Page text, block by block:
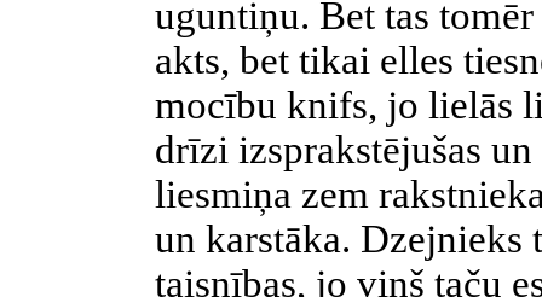
uguntiņu. Bet tas
akts, bet tikai elles
mocību knifs, jo lielās
drīzi izsprakstējušas
liesmiņa zem
un karstāka. Dzejnieks
taisnības, jo viņš taču